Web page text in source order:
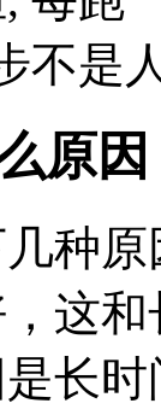
不是
原因
种
这
长